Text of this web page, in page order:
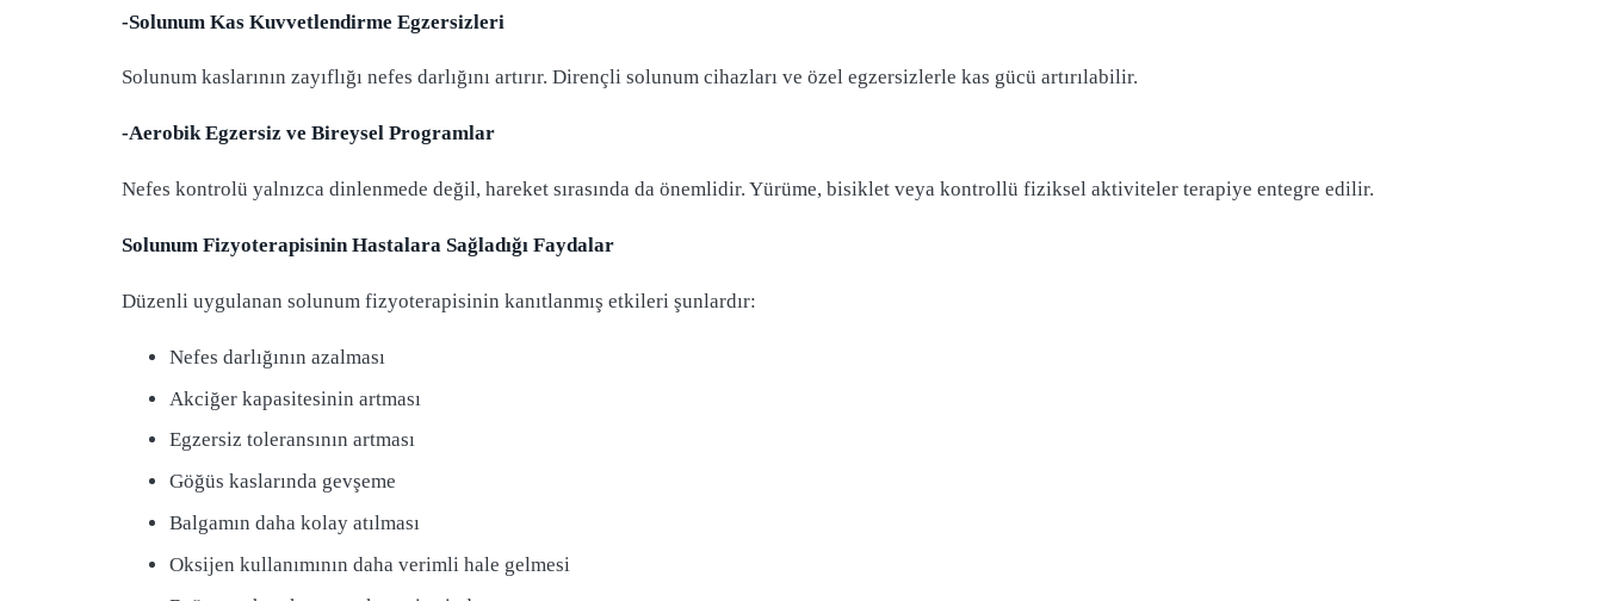
-Solunum Kas Kuvvetlendirme Egzersizleri
Solunum kaslarının zayıflığı nefes darlığını artırır. Dirençli solunum cihazları ve özel egzersizlerle kas gücü artırılabilir.
-Aerobik Egzersiz ve Bireysel Programlar
Nefes kontrolü yalnızca dinlenmede değil, hareket sırasında da önemlidir. Yürüme, bisiklet veya kontrollü fiziksel aktiviteler terapiye entegre edilir.
Solunum Fizyoterapisinin Hastalara Sağladığı Faydalar
Düzenli uygulanan solunum fizyoterapisinin kanıtlanmış etkileri şunlardır:
Nefes darlığının azalması
Akciğer kapasitesinin artması
Egzersiz toleransının artması
Göğüs kaslarında gevşeme
Balgamın daha kolay atılması
Oksijen kullanımının daha verimli hale gelmesi